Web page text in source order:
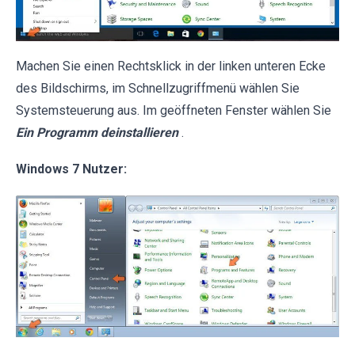
Machen Sie einen Rechtsklick in der linken unteren Ecke
des Bildschirms, im Schnellzugriffmenü wählen Sie
Systemsteuerung aus. Im geöffneten Fenster wählen Sie
Ein Programm deinstallieren .
Windows 7 Nutzer: